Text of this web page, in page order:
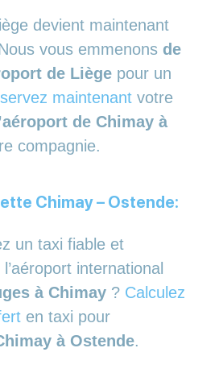
devient maintenant
vous emmenons de
de Liège pour un
maintenant votre
de Chimay à
compagnie.
Chimay – Ostende:
un taxi fiable et
international
à Chimay ? Calculez
en taxi pour
à Ostende.